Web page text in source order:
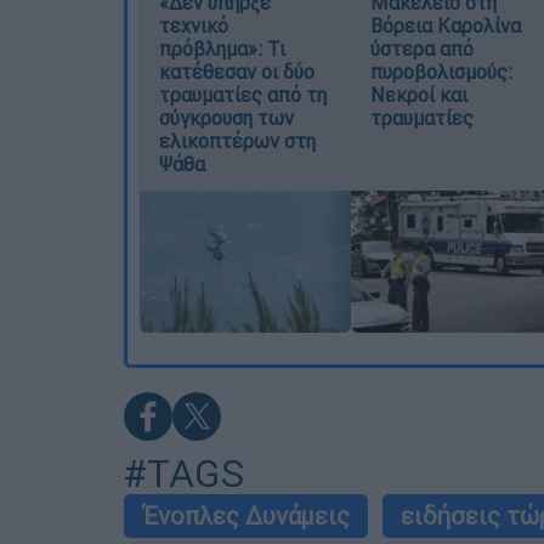
τεχνικό
πρόβλημα»: Τι
κατέθεσαν οι δύο
τραυματίες από τη
σύγκρουση των
ελικοπτέρων στη
Ψάθα
Βόρεια Καρολίνα
ύστερα από
πυροβολισμούς:
Νεκροί και
τραυματίες
#TAGS
Ένοπλες Δυνάμεις ειδήσεις